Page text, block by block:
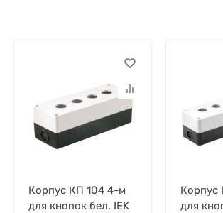
Корпус КП 104 4-м
для кнопок бел. IEK
Корпус
для